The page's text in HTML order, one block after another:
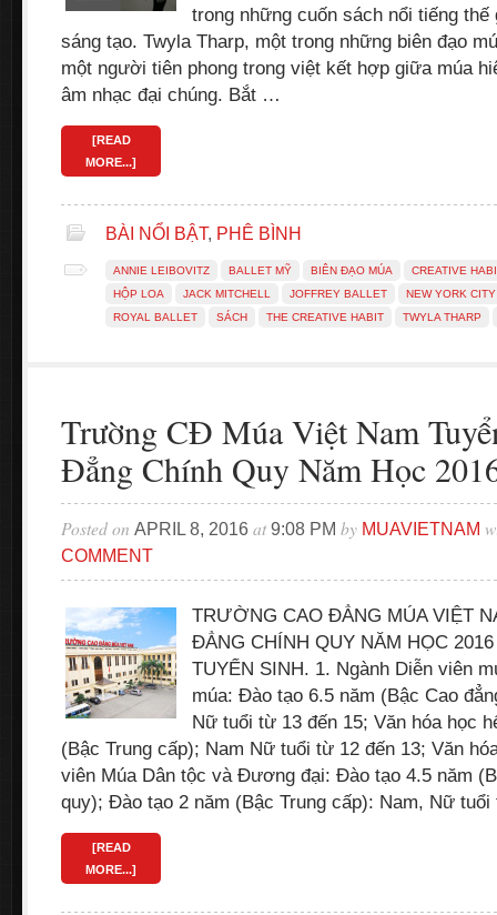
trong những cuốn sách nổi tiếng
sáng tạo. Twyla Tharp, một trong những biên đạo
một người tiên phong trong việt kết hợp giữa múa
âm nhạc đại chúng. Bắt …
[READ
MORE...]
BÀI NỔI BẬT, PHÊ BÌNH
ANNIE LEIBOVITZ BALLET MỸ BIÊN ĐẠO MÚA
CREATIVE
HỘP LOA
JACK MITCHELL JOFFREY BALLET
NEW YORK
ROYAL BALLET
SÁCH THE CREATIVE HABIT TWYLA THARP
Trường CĐ Múa Việt Nam
Đẳng Chính Quy Năm Học
Posted on APRIL 8, 2016 at9:08 PM by MUAVIETNAM
COMMENT
TRƯỜNG CAO ĐẲNG MÚA VIỆT
ĐẲNG CHÍNH QUY NĂM HỌC
TUYỂN SINH. 1. Ngành Diễn viên
múa: Đào tạo 6.5 năm (Bậc Cao
Nữ tuổi từ 13 đến 15; Văn hóa học
(Bậc Trung cấp); Nam Nữ tuổi từ 12 đến 13; Văn
viên Múa Dân tộc và Đương đại: Đào tạo 4.5 năm
quy); Đào tạo 2 năm (Bậc Trung cấp): Nam, Nữ
[READ
MORE...]